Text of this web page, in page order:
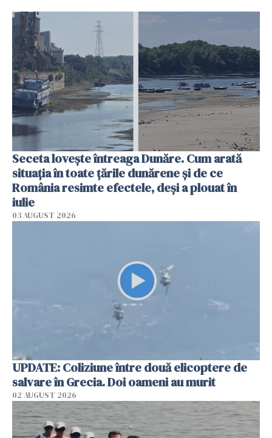
Seceta lovește întreaga Dunăre. Cum arată
situația în toate țările dunărene și de ce
România resimte efectele, deși a plouat în
iulie
03 AUGUST 2026
UPDATE: Coliziune între două elicoptere de
salvare în Grecia. Doi oameni au murit
02 AUGUST 2026